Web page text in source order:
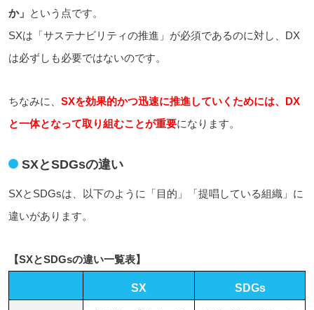
か」 という点です。
SXは「サステナビリティの推進」が必須であるのに対し、DX
は必ずしも必要ではないのです。
ちなみに、 SXを効果的かつ迅速に推進していくためには、DX
と一体となって取り組むことが重要になります。
SXとSDGsの違い
SXとSDGsは、以下のように「目的」「提唱している組織」に
違いがあります。
【SXとSDGsの違い一覧表】
SX SDGs